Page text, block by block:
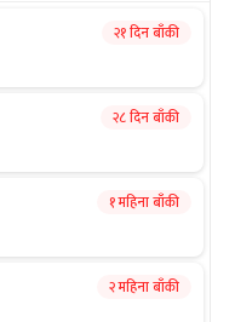
२१ दिन बाँकी
२८ दिन बाँकी
१ महिना बाँकी
२ महिना बाँकी